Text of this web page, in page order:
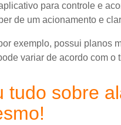
para controle e
de um acionamento e
exemplo, possui planos
variar de acordo com
tudo sobre